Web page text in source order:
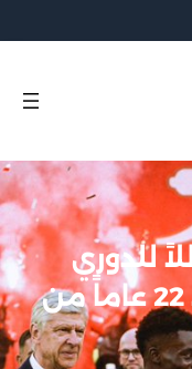
للدوري
الإنجليزي الممتاز بعد 22 عاماً من